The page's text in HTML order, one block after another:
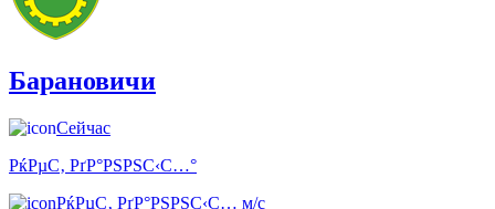
Барановичи
Сейчас
РќРµС‚ РґР°РЅРЅС‹С…°
РќРµС‚ РґР°РЅРЅС‹С… м/с